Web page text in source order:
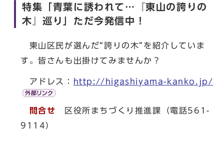
特集「青葉に誘われて…『東山の誇りの
木』巡り」ただ今発信中！
東山区民が選んだ“誇りの木”を紹介していま
す。皆さんも出掛けてみませんか？
アドレス： http://higashiyama-kanko.jp/
問合せ
区役所まちづくり推進課（電話561-
9114）